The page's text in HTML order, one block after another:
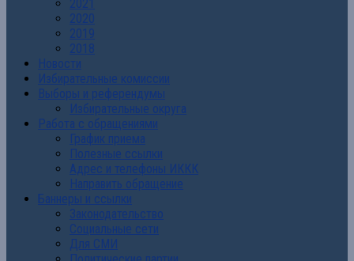
2021
2020
2019
2018
Новости
Избирательные комиссии
Выборы и референдумы
Избирательные округа
Работа с обращениями
График приема
Полезные ссылки
Адрес и телефоны ИККК
Направить обращение
Баннеры и ссылки
Законодательство
Социальные сети
Для СМИ